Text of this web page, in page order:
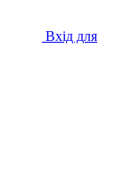
Вхід для